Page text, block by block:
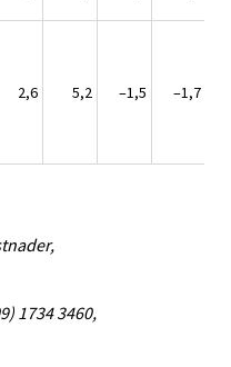
2,6 5,2 –1,5 –1,7
1734 3460,